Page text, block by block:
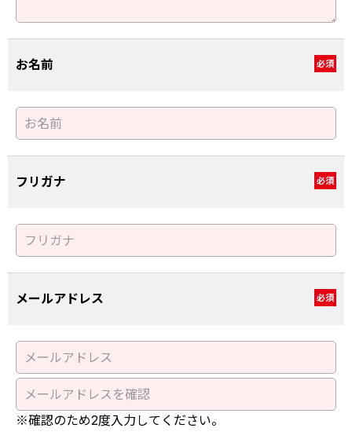
お名前 必須
フリガナ 必須
メールアドレス 必須
※確認のため2度入力してください。